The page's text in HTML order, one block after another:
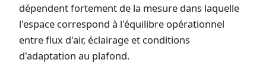
dépendent fortement de la mesure dans laquelle
l'espace correspond à l'équilibre opérationnel
entre flux d'air, éclairage et conditions
d'adaptation au plafond.